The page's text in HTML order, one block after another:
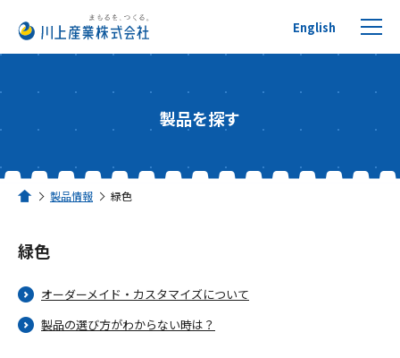
English
リサイクルへの取り組み
活用事例
製品を探す
ホーム
製品情報 緑色
緑色
オーダーメイド・カスタマイズについて
製品の選び方がわからない時は？